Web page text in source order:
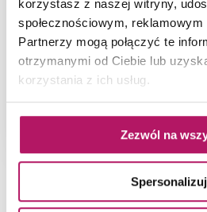
korzystasz z naszej witryny,
społecznościowym,
Partnerzy mogą połączyć te
otrzymanymi od Ciebie lub
korzystania z ich usług.
Zezwól na
Spersonalizuj
ZOBACZ PRODUKT